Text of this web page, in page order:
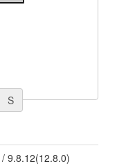
S
/9.8.12(12.8.0)